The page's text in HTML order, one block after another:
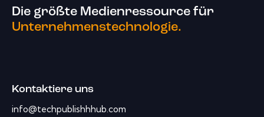
Die größte Medienressource für
Unternehmenstechnologie.
Kontaktiere uns
info@techpublishhhub.com